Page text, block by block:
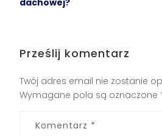
Prześlij komentarz
Twój adres email nie zostanie
Wymagane pola są oznaczone